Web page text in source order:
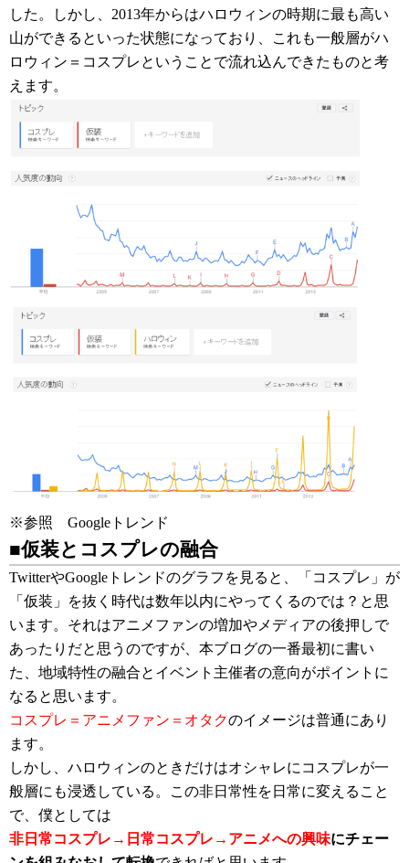
した。しかし、2013年からはハロウィンの時期に最も高い
山ができるといった状態になっており、これも一般層がハ
ロウィン＝コスプレということで流れ込んできたものと考
えます。
※参照 Googleトレンド
■仮装とコスプレの融合
TwitterやGoogleトレンドのグラフを見ると、「コスプレ」が
「仮装」を抜く時代は数年以内にやってくるのでは？と思
います。それはアニメファンの増加やメディアの後押しで
あったりだと思うのですが、本ブログの一番最初に書い
た、地域特性の融合とイベント主催者の意向がポイントに
なると思います。
コスプレ＝アニメファン＝オタクのイメージは普通にあり
ます。
しかし、ハロウィンのときだけはオシャレにコスプレが一
般層にも浸透している。この非日常性を日常に変えること
で、僕としては
非日常コスプレ→日常コスプレ→アニメへの興味にチェー